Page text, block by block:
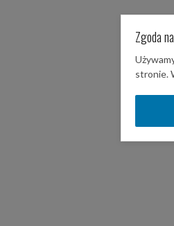
Zgoda
stronie.